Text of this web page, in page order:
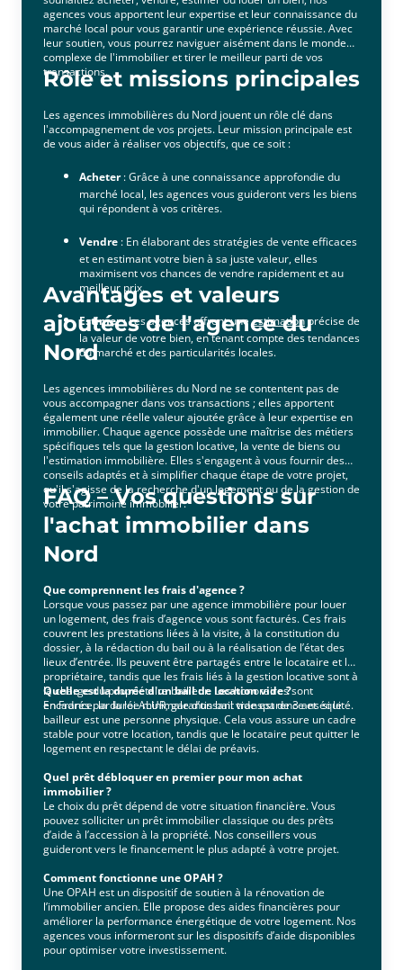
investissement immobilier, location saisonnière...
Des garanties et des services pour être au plus près
de vos préoccupations.Contactez votre agence
immobilière Square Habitat Annœullin pour vos
projets de gestion, de vente, d’achat ou de
? N’attendez pas, prenez contact avec nous pour
bénéficier de notre expertise ! Nos équipes sont
disponibles du lundi au vendredi : 9h-12h30 et 14h-
18h30 et le samedi de 9h30 à 12h30 et de 14h à 17h
(pour l’achat/vente sur rendez-vous après 18h30 en
semaine).Nous sommes joignables par e-mail à
l’adresse suivante : annoeullin@squarehabitat-
ndf.fr, ou par téléphone au 03 20 90 00 00. Notre
agence est également présente sur LinkedIn, sur
Facebook et sur Instagram.
agences vous apportent leur expertise et leur connaissance du
marché local pour vous garantir une expérience réussie. Avec
leur soutien, vous pourrez naviguer aisément dans le monde
complexe de l'immobilier et tirer le meilleur parti de vos
transactions.
Rôle et missions principales
Les agences immobilières du Nord jouent un rôle clé dans
l'accompagnement de vos projets. Leur mission principale est
de vous aider à réaliser vos objectifs, que ce soit :
Acheter: Grâce à une connaissance approfondie du
marché local, les agences vous guideront vers les biens
qui répondent à vos critères.
Vendre : En élaborant des stratégies de vente efficaces
et en estimant votre bien à sa juste valeur, elles
maximisent vos chances de vendre rapidement et au
meilleur prix.
Estimer: Les agences offrent uneestimationprécise de
la valeur de votre bien, en tenant compte des tendances
du marché et des particularités locales.
Avantages et valeurs
ajoutées de l'agence du
Nord
Les agences immobilières du Nord ne se contentent pas de
vous accompagner dans vos transactions ; elles apportent
également une réelle valeur ajoutée grâce à leur expertise en
immobilier. Chaque agence possède une maîtrise des métiers
spécifiques tels que la gestion locative, la vente de biens ou
l'estimation immobilière. Elles s'engagent à vous fournir des
conseils adaptés et à simplifier chaque étape de votre projet,
qu'il s'agisse de la recherche d'un logement ou de la gestion de
votre patrimoine immobilier.
FAQ – Vos questions sur
l'achat immobilier dans
Nord
Que comprennent les frais d'agence ?
Lorsque vous passez par une agence immobilière pour louer
un logement, des frais d’agence vous sont facturés. Ces frais
couvrent les prestations liées à la visite, à la constitution du
dossier, à la rédaction du bail ou à la réalisation de l’état des
lieux d’entrée. Ils peuvent être partagés entre le locataire et le
propriétaire, tandis que les frais liés à la gestion locative sont à
la charge du propriétaire bailleur. Les honoraires sont
encadrés par la loi ALUR, garantissant transparence et équité.
Quelle est la durée d'un bail de location vide ?
En France, la durée minimale d’un bail vide est de 3 ans si le
bailleur est une personne physique. Cela vous assure un cadre
stable pour votre location, tandis que le locataire peut quitter le
logement en respectant le délai de préavis.
Quel prêt débloquer en premier pour mon achat
immobilier ?
Le choix du prêt dépend de votre situation financière. Vous
pouvez solliciter un prêt immobilier classique ou des prêts
d’aide à l’accession à la propriété. Nos conseillers vous
guideront vers le financement le plus adapté à votre projet.
Comment fonctionne une OPAH ?
Une OPAH est un dispositif de soutien à la rénovation de
l’immobilier ancien. Elle propose des aides financières pour
améliorer la performance énergétique de votre logement. Nos
agences vous informeront sur les dispositifs d’aide disponibles
pour optimiser votre investissement.